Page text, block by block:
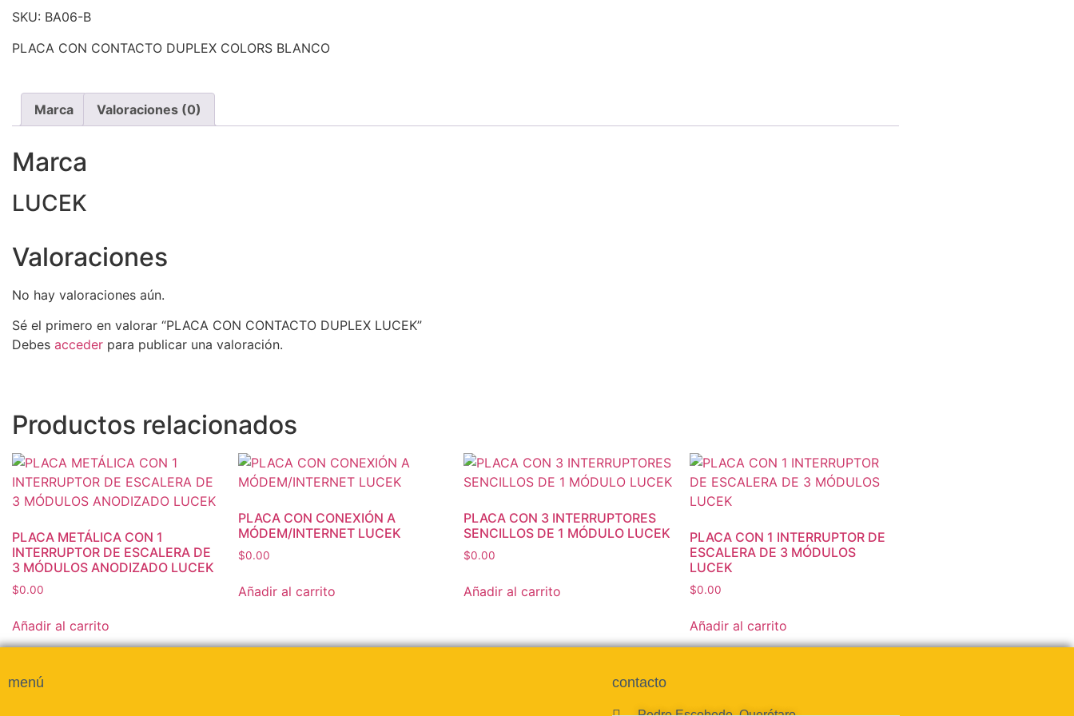
SKU: BA06-B
PLACA CON CONTACTO DUPLEX COLORS BLANCO
Marca Valoraciones (0)
Marca
LUCEK
Valoraciones
No hay valoraciones aún.
Sé el primero en valorar “PLACA CON CONTACTO DUPLEX LUCEK”
Debes acceder para publicar una valoración.
Productos relacionados
PLACA METÁLICA CON 1
INTERRUPTOR DE ESCALERA DE
3 MÓDULOS ANODIZADO LUCEK
$0.00
Añadir al carrito
PLACA CON CONEXIÓN A
MÓDEM/INTERNET LUCEK
$0.00
Añadir al carrito
PLACA CON 3 INTERRUPTORES
SENCILLOS DE 1 MÓDULO LUCEK
$0.00
Añadir al carrito
PLACA CON 1 INTERRUPTOR DE
ESCALERA DE 3 MÓDULOS
LUCEK
$0.00
Añadir al carrito
menú contacto